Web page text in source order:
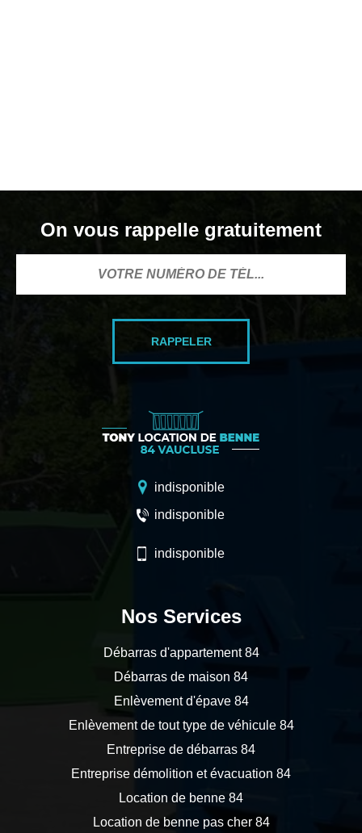
On vous rappelle gratuitement
indisponible
indisponible
indisponible
Nos Services
Débarras d'appartement 84
Débarras de maison 84
Enlèvement d'épave 84
Enlèvement de tout type de véhicule 84
Entreprise de débarras 84
Entreprise démolition et évacuation 84
Location de benne 84
Location de benne pas cher 84